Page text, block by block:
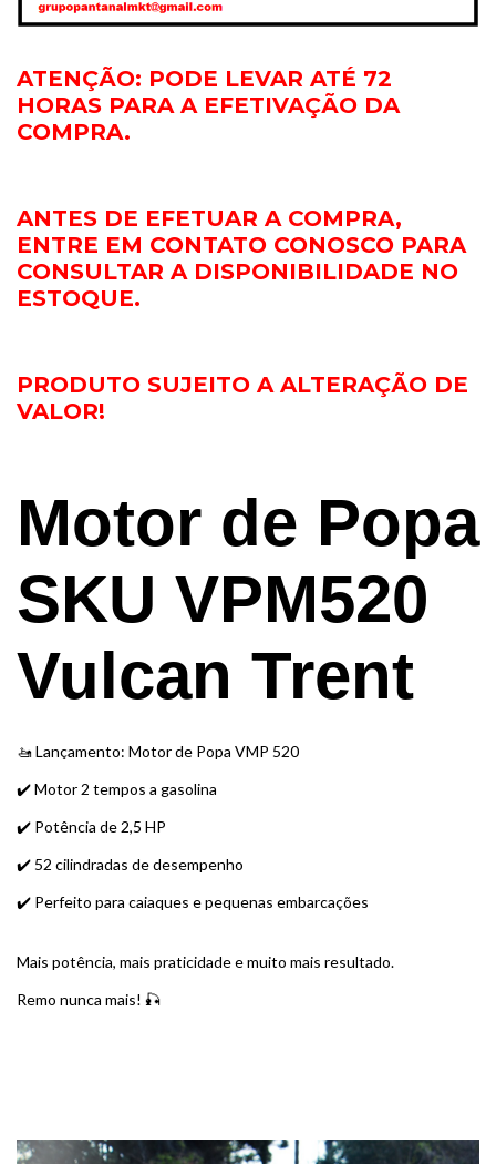
ATENÇÃO: PODE LEVAR ATÉ 72
HORAS PARA A EFETIVAÇÃO DA
COMPRA.
ANTES DE EFETUAR A COMPRA,
ENTRE EM CONTATO CONOSCO PARA
CONSULTAR A DISPONIBILIDADE NO
ESTOQUE.
PRODUTO SUJEITO A ALTERAÇÃO DE
VALOR!
Motor de Popa
SKU VPM520
Vulcan Trent
🚤 Lançamento: Motor de Popa VMP 520
✔️ Motor 2 tempos a gasolina
✔️ Potência de 2,5 HP
✔️ 52 cilindradas de desempenho
✔️ Perfeito para caiaques e pequenas embarcações
Mais potência, mais praticidade e muito mais resultado.
Remo nunca mais! 🎣